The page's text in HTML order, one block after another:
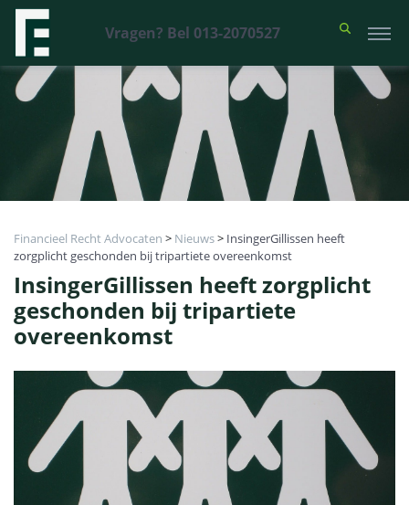
Vragen? Bel 013-2070527
Financieel Recht Advocaten > Nieuws> InsingerGillissen heeft
zorgplicht geschonden bij tripartiete overeenkomst
InsingerGillissen heeft zorgplicht
geschonden bij tripartiete
overeenkomst